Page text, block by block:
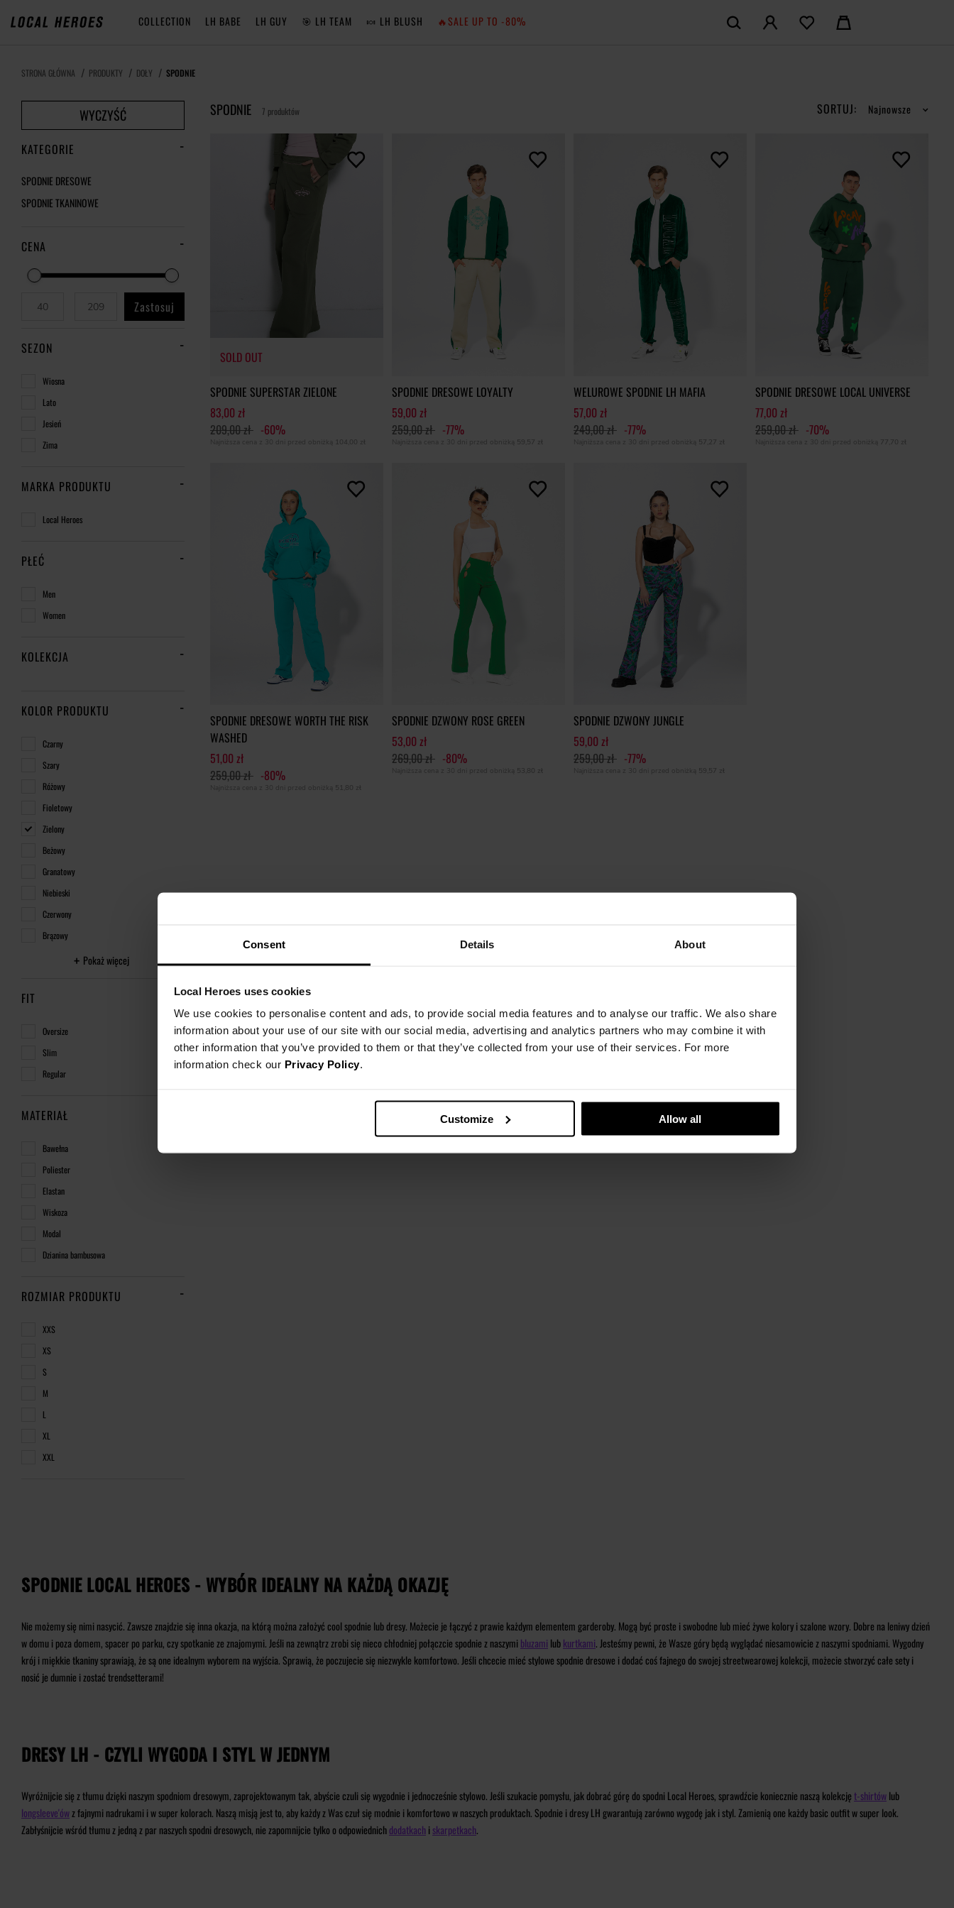
Consent Details About
Local Heroes uses cookies
We use cookies to personalise content and ads, to provide social media features and to analyse our traffic. We also share
information about your use of our site with our social media, advertising and analytics partners who may combine it with
other information that you’ve provided to them or that they’ve collected from your use of their services. For more
information check our Privacy Policy.
Customize Allow all
COLLECTION LH BABE LH GUY 🎯 LH TEAM 🍬 LH BLUSH 🔥SALE UP TO -80%
NIE MAM KONTA
ZAŁÓŻ KONTO
STRONA GŁÓWNA PRODUKTY DOŁY SPODNIE
WYCZYŚĆ
KATEGORIE
SPODNIE DRESOWE
SPODNIE TKANINOWE
CENA
Zastosuj
SEZON
Wiosna
Lato
Jesień
Zima
MARKA PRODUKTU
Local Heroes
PŁEĆ
Men
Women
KOLEKCJA
KOLOR PRODUKTU
Czarny
Szary
Różowy
Fioletowy
Zielony
Beżowy
Granatowy
Niebieski
Czerwony
Brązowy
Pokaż więcej
FIT
Oversize
Slim
Regular
MATERIAŁ
Bawełna
Poliester
Elastan
Wiskoza
Modal
Dzianina bambusowa
ROZMIAR PRODUKTU
XXS
XS
S
M
L
XL
XXL
SPODNIE 7 produktów SORTUJ: Najnowsze
SOLD OUT
SOLD OUT
SPODNIE SUPERSTAR ZIELONE
83,00 zł
209,00 zł -60%
Najniższa cena z 30 dni przed obniżką 104,00 zł
SPODNIE DRESOWE LOYALTY
59,00 zł
259,00 zł -77%
Najniższa cena z 30 dni przed obniżką 59,57 zł
WELUROWE SPODNIE LH MAFIA
57,00 zł
249,00 zł -77%
Najniższa cena z 30 dni przed obniżką 57,27 zł
SPODNIE DRESOWE LOCAL UNIVERSE
77,00 zł
259,00 zł -70%
Najniższa cena z 30 dni przed obniżką 77,70 zł
SPODNIE DRESOWE WORTH THE RISK
WASHED
51,00 zł
259,00 zł -80%
Najniższa cena z 30 dni przed obniżką 51,80 zł
SPODNIE DZWONY ROSE GREEN
53,00 zł
269,00 zł -80%
Najniższa cena z 30 dni przed obniżką 53,80 zł
SPODNIE DZWONY JUNGLE
59,00 zł
259,00 zł -77%
Najniższa cena z 30 dni przed obniżką 59,57 zł
SPODNIE LOCAL HEROES - WYBÓR IDEALNY NA KAŻDĄ OKAZJĘ
Nie możemy się nimi nasycić. Zawsze znajdzie się inna okazja, na którą można założyć cool spodnie lub dresy. Możecie je łączyć z prawie każdym elementem garderoby. Mogą być proste i swobodne lub mieć żywe kolory i szalone wzory. Dobre na leniwy dzień
w domu i poza domem, spacer po parku, czy spotkanie ze znajomymi. Jeśli na zewnątrz zrobi się nieco chłodniej połączcie spodnie z naszymi bluzami lubkurtkami. Jesteśmy pewni, że Wasze góry będą wyglądać niesamowicie z naszymi spodniami. Wygodny
krój i miękkie tkaniny sprawiają, że są one idealnym wyborem na wyjścia. Sprawią, że poczujecie się niezwykle komfortowo. Jeśli chcecie mieć stylowe spodnie dresowe i dodać coś fajnego do swojej streetwearowej kolekcji, możecie stworzyć całe sety i
nosić je dumnie i zostać trendsetterami!
DRESY LH - CZYLI WYGODA I STYL W JEDNYM
Wyróżnijcie się z tłumu dzięki naszym spodniom dresowym, zaprojektowanym tak, abyście czuli się wygodnie i jednocześnie stylowo. Jeśli szukacie pomysłu, jak dobrać górę do spodni Local Heroes, sprawdźcie koniecznie naszą kolekcjęt-shirtówlub
longsleeve'ówz fajnymi nadrukami i w super kolorach. Naszą misją jest to, aby każdy z Was czuł się modnie i komfortowo w naszych produktach. Spodnie i dresy LH gwarantują zarówno wygodę jak i styl. Zamienią one każdy basic outfit w super look.
Zabłyśnijcie wśród tłumu z jedną z par naszych spodni dresowych, nie zapomnijcie tylko o odpowiednichdodatkachiskarpetkach.